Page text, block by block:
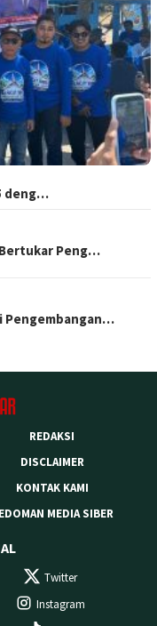
deng…
Peng…
Pengembangan…
REDAKSI
DISCLAIMER
KONTAK KAMI
MEDIA SIBER
Twitter
Instagram